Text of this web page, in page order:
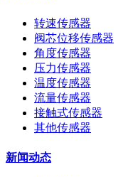
转速传感器
阀芯位移传感器
角度传感器
压力传感器
温度传感器
流量传感器
接触式传感器
其他传感器
新闻动态